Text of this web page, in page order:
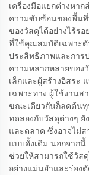
เครื่องมือแยกต่างห
ความซับซ้อนของพื้นที่
ของวัสดุได้อย่างไร้ร
ที่ใช้คุณสมบัติเฉพาะตั
ประสิทธิภาพและการ
ความหลากหลายขอ
เล็กและผู้สร้างอิสระ
เฉพาะทาง ผู้ใช้งานส
ขณะเดียวกันก็ลดต้นทุ
ทดลองกับวัสดุต่างๆ ยั
และตลาด ซึ่งอาจไม่ส
แบบดั้งเดิม นอกจากนี้
ช่วยให้สามารถใช้วัส
อย่างแม่นยำและร่อง